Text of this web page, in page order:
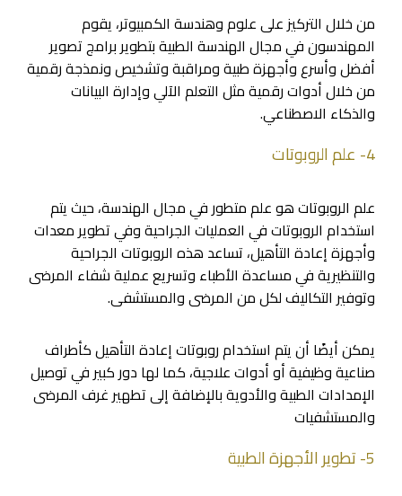
من خلال التركيز على علوم وهندسة الكمبيوتر، يقوم
المهندسون في مجال الهندسة الطبية بتطوير برامج تصوير
أفضل وأسرع وأجهزة طبية ومراقبة وتشخيص ونمذجة رقمية
من خلال أدوات رقمية مثل التعلم الآلي وإدارة البيانات
والذكاء الاصطناعي.
4- علم الروبوتات
علم الروبوتات هو علم متطور في مجال الهندسة، حيث يتم
استخدام الروبوتات في العمليات الجراحية وفي تطوير معدات
وأجهزة إعادة التأهيل، تساعد هذه الروبوتات الجراحية
والتنظيرية في مساعدة الأطباء وتسريع عملية شفاء المرضى
وتوفير التكاليف لكل من المرضى والمستشفى.
يمكن أيضًا أن يتم استخدام روبوتات إعادة التأهيل كأطراف
صناعية وظيفية أو أدوات علاجية، كما لها دور كبير في توصيل
الإمدادات الطبية والأدوية بالإضافة إلى تطهير غرف المرضى
والمستشفيات
5- تطوير الأجهزة الطبية